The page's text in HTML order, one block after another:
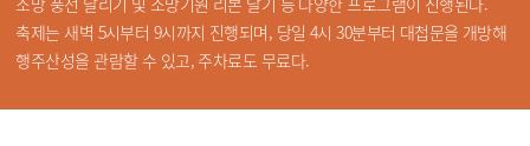
축제는 새벽 5시부터 9시까지 진행되며, 당일 4시 30분부터 대첩문을 개방해
행주산성을 관람할 수 있고, 주차료도 무료다.